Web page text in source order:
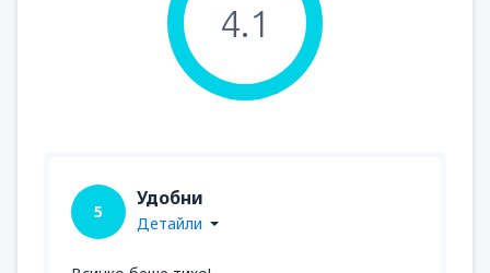
4.1
5
Удобни
Детайли